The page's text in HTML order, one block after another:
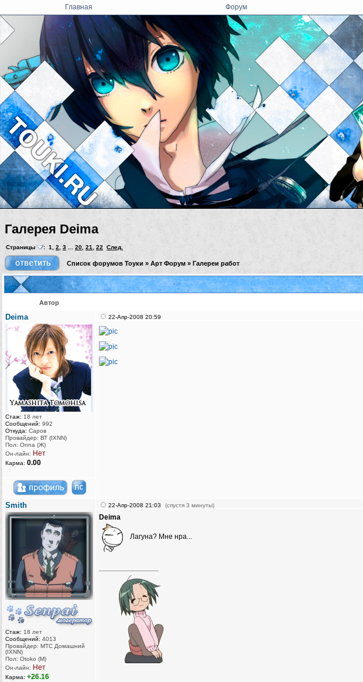
Главная Форум
Галерея Deima
Страницы : 1, 2, 3 ... 20, 21, 22 След.
Список форумов Тоуки » Арт Форум » Галереи работ
Автор
Deima
Стаж: 18 лет
Сообщений: 992
Откуда: Саров
Провайдер: ВТ (IXNN)
Пол: Onna (Ж)
Он-лайн: Нет
Карма: 0.00
22-Апр-2008 20:59
Smith
Стаж: 18 лет
Сообщений: 4013
Провайдер: МТС Домашний
(IXNN)
Пол: Otoko (M)
Он-лайн: Нет
Карма: +26.16
22-Апр-2008 21:03 (спустя 3 минуты)
Deima
Лагуна? Мне нра...